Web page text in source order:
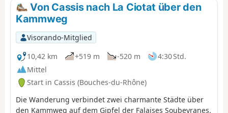
Von Cassis nach La Ciotat über den
Kammweg
Visorando-Mitglied
10,42 km
+519 m -520 m
4:30 Std.
Mittel
Start in Cassis (Bouches-du-Rhône)
Die Wanderung verbindet zwei charmante Städte über
den Kammweg auf dem Gipfel der Falaises Soubeyranes.